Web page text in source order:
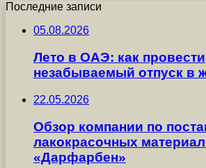
Последние записи
05.08.2026
Лето в ОАЭ: как провести
незабываемый отпуск в
22.05.2026
Обзор компании по
лакокрасочных
«Дарфарбен»